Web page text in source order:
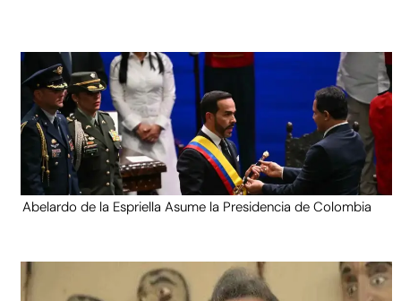
Abelardo de la Espriella Asume la Presidencia de Colombia